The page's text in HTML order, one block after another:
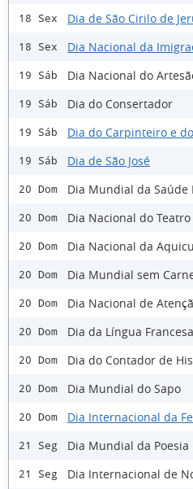
18 Sex Dia de São Cirilo de
18 Sex Dia Nacional da
19 Sáb Dia Nacional do
19 Sáb Dia do Consertador
19 Sáb Dia do Carpinteiro e
19 Sáb Dia de São José
20 Dom Dia Mundial da Saúde
20 Dom Dia Nacional do
20 Dom Dia Nacional da
20 Dom Dia Mundial sem
20 Dom Dia Nacional de
20 Dom Dia da Língua Francesa
20 Dom Dia do Contador de
20 Dom Dia Mundial do Sapo
20 Dom Dia Internacional da
21 Seg Dia Mundial da Poesia
21 Seg Dia Internacional de